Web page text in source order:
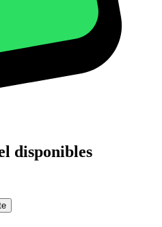
disponibles